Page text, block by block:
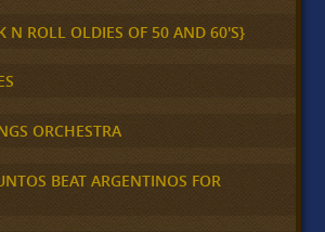
N ROLL OLDIES OF 50 AND 60'S}
ORCHESTRA
BEAT ARGENTINOS FOR